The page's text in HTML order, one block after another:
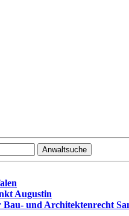
Augustin
Bau- und Architektenrecht